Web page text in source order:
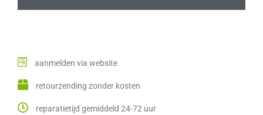
aanmelden via website
retourzending zonder kosten
reparatietijd gemiddeld 24-72 uur